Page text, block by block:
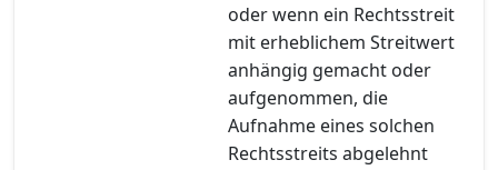
oder wenn ein Rechtsstreit
mit erheblichem Streitwert
anhängig gemacht oder
aufgenommen, die
Aufnahme eines solchen
Rechtsstreits abgelehnt